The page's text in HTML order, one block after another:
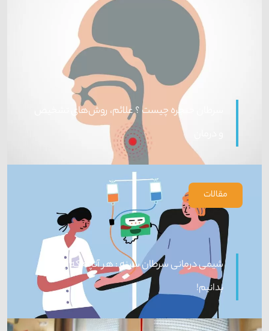
سرطان حنجره چیست ؟ علائم، روش‌های تشخیص
مقالات
شیمی درمانی سرطان سینه : هر آنچه که باید
بدانیم!